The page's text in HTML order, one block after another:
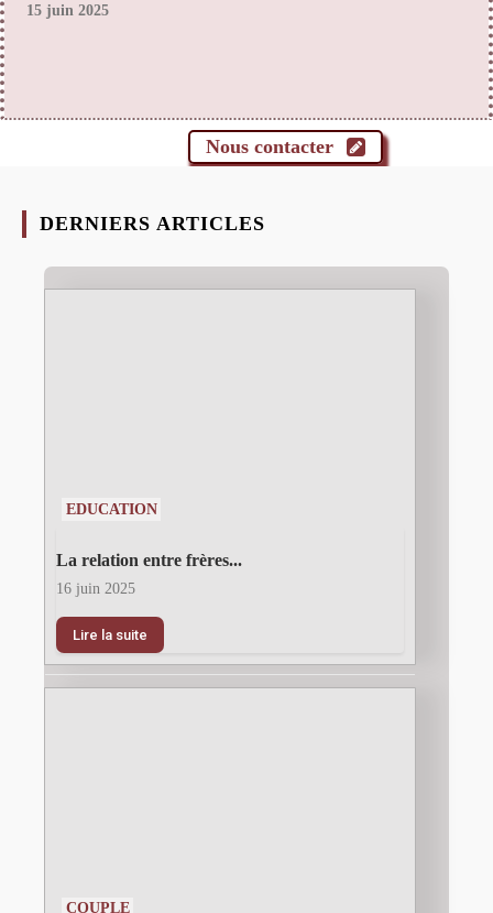
15 juin 2025
Nous contacter
DERNIERS ARTICLES
EDUCATION
La relation entre frères...
16 juin 2025
Lire la suite
COUPLE